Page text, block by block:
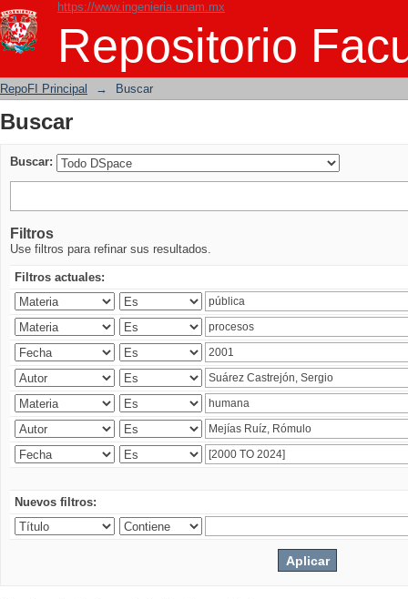
https://www.ingenieria.unam.mx
Repositorio
Buscar
RepoFI Principal → Buscar
Buscar
Buscar:
Filtros
Use filtros para refinar sus resultados.
Filtros actuales:
Nuevos filtros: